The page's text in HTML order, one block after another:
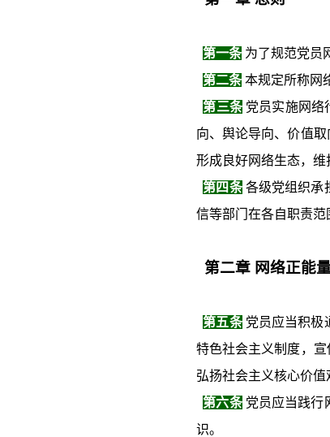
第一条 为了规范党员
第二条 本规定所称网
第三条党员实施网络
向、舆论导向、价值
形成良好网络生态，维
第四条各级党组织承
信等部门在各自职责范
第二章 网络正能
第五条党员应当积极
特色社会主义制度，
弘扬社会主义核心价值
第六条党员应当践行
识。